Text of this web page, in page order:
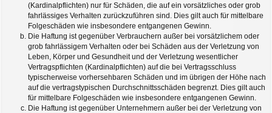
(Kardinalpflichten) nur für Schäden, die auf ein vorsätzliches oder grob
fahrlässiges Verhalten zurückzuführen sind. Dies gilt auch für mittelbare
Folgeschäden wie insbesondere entgangenen Gewinn.
Die Haftung ist gegenüber Verbrauchern außer bei vorsätzlichem oder
grob fahrlässigem Verhalten oder bei Schäden aus der Verletzung von
Leben, Körper und Gesundheit und der Verletzung wesentlicher
Vertragspflichten (Kardinalpflichten) auf die bei Vertragsschluss
typischerweise vorhersehbaren Schäden und im übrigen der Höhe nach
auf die vertragstypischen Durchschnittsschäden begrenzt. Dies gilt auch
für mittelbare Folgeschäden wie insbesondere entgangenen Gewinn.
Die Haftung ist gegenüber Unternehmern außer bei der Verletzung von